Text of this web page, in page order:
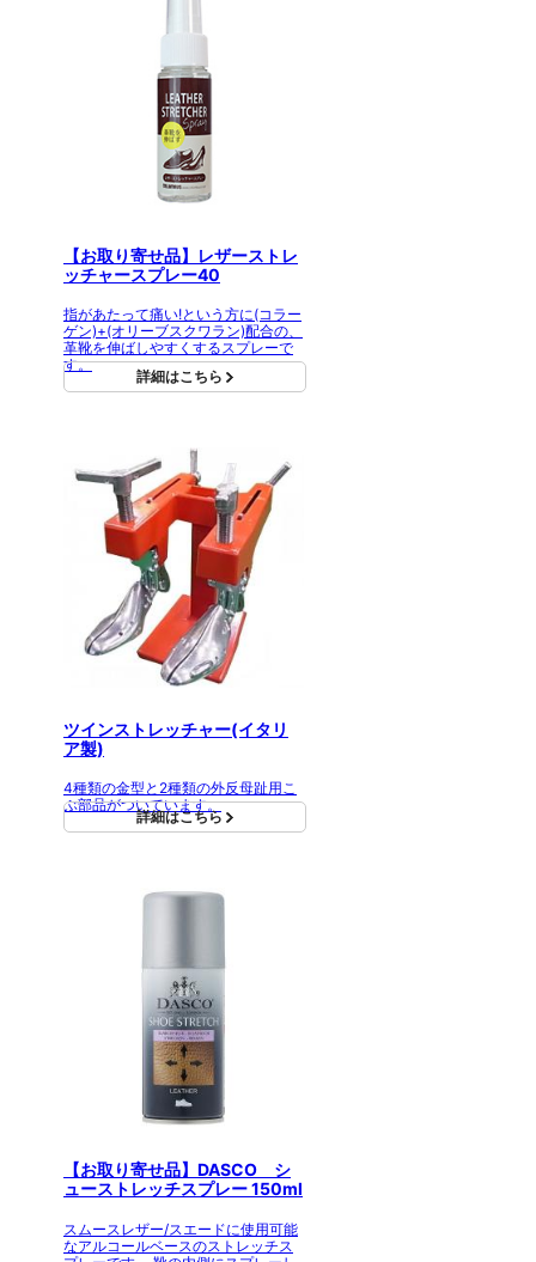
【お取り寄せ品】レザーストレ
ッチャースプレー40
指があたって痛い!という方に(コラー
ゲン)+(オリーブスクワラン)配合の、
革靴を伸ばしやすくするスプレーで
す。
詳細はこちら
ツインストレッチャー(イタリ
ア製)
4種類の金型と2種類の外反母趾用こ
ぶ部品がついています。
詳細はこちら
【お取り寄せ品】DASCO シ
ューストレッチスプレー 150ml
スムースレザー/スエードに使用可能
なアルコールベースのストレッチス